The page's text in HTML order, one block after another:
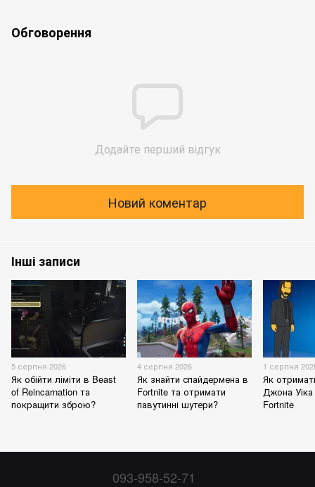
Обговорення
Додайте перший відгук
Новий коментар
Інші записи
5 серпня 2026
Як обійти ліміти в Beast
of Reincarnation та
покращити зброю?
4 серпня 2026
Як знайти спайдермена в
Fortnite та отримати
павутинні шутери?
1 серпня
Як
Джона Уіка
Fortnite
093-958-52-71